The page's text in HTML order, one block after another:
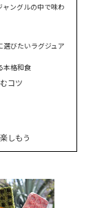
ングルの中で味わ
びたいラグジュア
本格和食
コツ
しもう